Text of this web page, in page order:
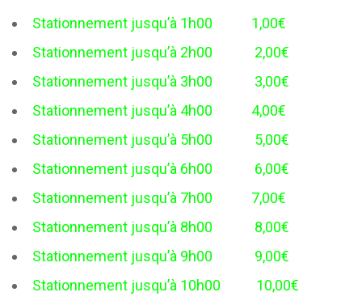
Stationnement jusqu’à 1h00 1,00€
Stationnement jusqu’à 2h00 2,00€
Stationnement jusqu’à 3h00 3,00€
Stationnement jusqu’à 4h00 4,00€
Stationnement jusqu’à 5h00 5,00€
Stationnement jusqu’à 6h00 6,00€
Stationnement jusqu’à 7h00 7,00€
Stationnement jusqu’à 8h00 8,00€
Stationnement jusqu’à 9h00 9,00€
Stationnement jusqu’à 10h00 10,00€